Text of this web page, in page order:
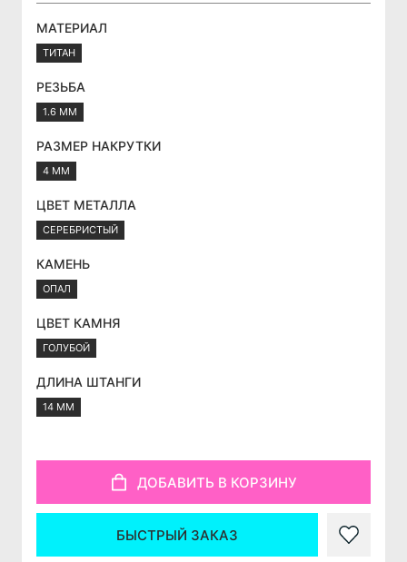
МАТЕРИАЛ
ТИТАН
РЕЗЬБА
1.6 ММ
РАЗМЕР НАКРУТКИ
4 ММ
ЦВЕТ МЕТАЛЛА
СЕРЕБРИСТЫЙ
КАМЕНЬ
ОПАЛ
ЦВЕТ КАМНЯ
ГОЛУБОЙ
ДЛИНА ШТАНГИ
14 ММ
ДОБАВИТЬ В КОРЗИНУ
БЫСТРЫЙ ЗАКАЗ